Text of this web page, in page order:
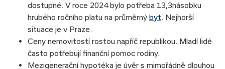
dostupné. V roce 2024 bylo potřeba 13,3násobku
hrubého ročního platu na průměrný byt. Nejhorší
situace je v Praze.
Ceny nemovitostí rostou napříč republikou. Mladí lidé
často potřebují finanční pomoc rodiny.
Mezigenerační hypotéka je úvěr s mimořádně dlouhou